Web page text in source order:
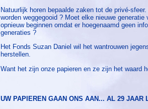
Natuurlijk horen bepaalde zaken tot de privé-
worden weggegooid ? Moet elke nieuwe
opnieuw beginnen omdat er hoegenaamd geen
generaties ?
Het Fonds Suzan Daniel wil het wantrouwen
herstellen.
Want het zijn onze papieren en ze zijn het waard
UW PAPIEREN GAAN ONS AAN... AL 29 JAAR